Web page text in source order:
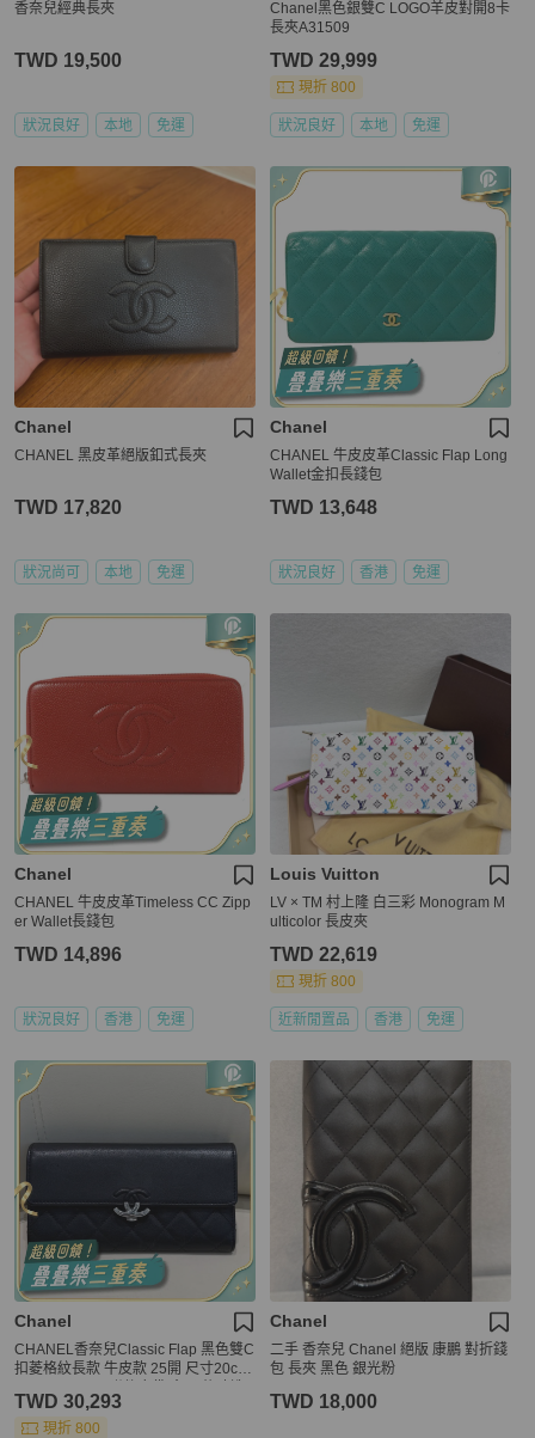
香奈兒經典長夾
TWD 19,500
狀況良好 本地 免運
Chanel黑色銀雙C LOGO羊皮對開8卡
長夾A31509
TWD 29,999
現折 800
狀況良好 本地 免運
Chanel
CHANEL 黑皮革絕版釦式長夾
TWD 17,820
狀況尚可 本地 免運
Chanel
CHANEL 牛皮皮革Classic Flap Long
Wallet金扣長錢包
TWD 13,648
狀況良好 香港 免運
Chanel
CHANEL 牛皮皮革Timeless CC Zipp
er Wallet長錢包
TWD 14,896
狀況良好 香港 免運
Louis Vuitton
LV × TM 村上隆 白三彩 Monogram M
ulticolor 長皮夾
TWD 22,619
現折 800
近新閒置品 香港 免運
Chanel
CHANEL香奈兒Classic Flap 黑色雙C
扣菱格紋長款 牛皮款 25開 尺寸20cm
的鏈條
TWD 30,293
現折 800
Chanel
二手 香奈兒 Chanel 絕版 康鵬 對折錢
包 長夾 黑色 銀光粉
TWD 18,000